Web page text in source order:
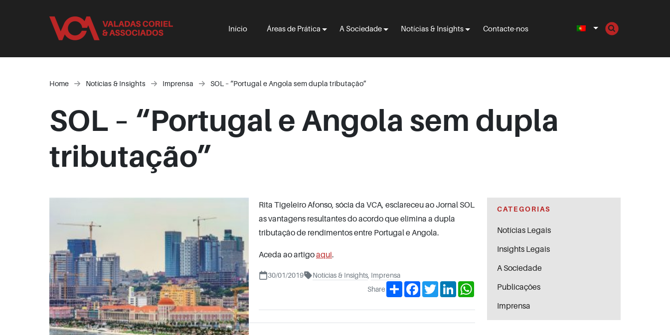
Início Áreas de Prática A Sociedade Notícias & Insights Contacte-nos
Home Notícias & Insights Imprensa SOL – “Portugal e Angola sem dupla tributação”
SOL – “Portugal e Angola sem dupla
tributação”
Rita Tigeleiro Afonso, sócia da VCA, esclareceu ao Jornal SOL
as vantagens resultantes do acordo que elimina a dupla
tributação de rendimentos entre Portugal e Angola.
Aceda ao artigoaqui.
30/01/2019 Notícias & Insights Imprensa
Share
ShareFacebookTwitterLinkedInWhatsApp
CATEGORIAS
Notícias Legais
Insights Legais
A Sociedade
Publicações
Imprensa